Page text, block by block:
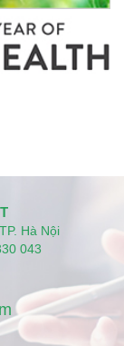
Hà Nội
043